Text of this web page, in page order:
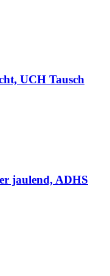
UCH Tausch
jaulend, ADHS